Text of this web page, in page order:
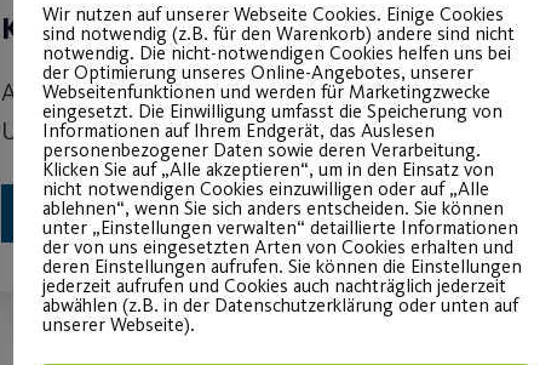
Kinderorthopäden
Am 1. November von 16 bis 19
Uhr in unserer Fitlounge.
WEITERLESEN
Gut
oder
Wir nutzen auf unserer Webseite Cookies. Einige Cookies
sind notwendig (z.B. für den Warenkorb) andere sind nicht
notwendig. Die nicht-notwendigen Cookies helfen uns bei
der Optimierung unseres Online-Angebotes, unserer
Webseitenfunktionen und werden für Marketingzwecke
eingesetzt. Die Einwilligung umfasst die Speicherung von
Informationen auf Ihrem Endgerät, das Auslesen
personenbezogener Daten sowie deren Verarbeitung.
Klicken Sie auf „Alle akzeptieren“, um in den Einsatz von
nicht notwendigen Cookies einzuwilligen oder auf „Alle
ablehnen“, wenn Sie sich anders entscheiden. Sie können
unter „Einstellungen verwalten“ detaillierte Informationen
der von uns eingesetzten Arten von Cookies erhalten und
deren Einstellungen aufrufen. Sie können die Einstellungen
jederzeit aufrufen und Cookies auch nachträglich jederzeit
abwählen (z.B. in der Datenschutzerklärung oder unten auf
unserer Webseite).